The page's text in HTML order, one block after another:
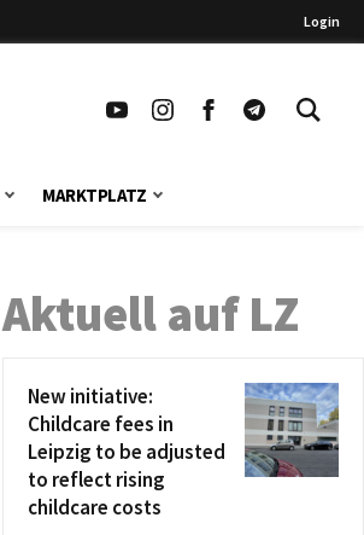
Login
MARKTPLATZ
Aktuell auf LZ
New initiative:
Childcare fees in
Leipzig to be adjusted
to reflect rising
childcare costs